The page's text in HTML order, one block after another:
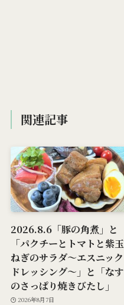
関連記事
2026.8.6「豚の角煮」と
「パクチーとトマトと紫玉
ねぎのサラダ～エスニック
ドレッシング～」と「なす
のさっぱり焼きびたし」
2026年8月7日